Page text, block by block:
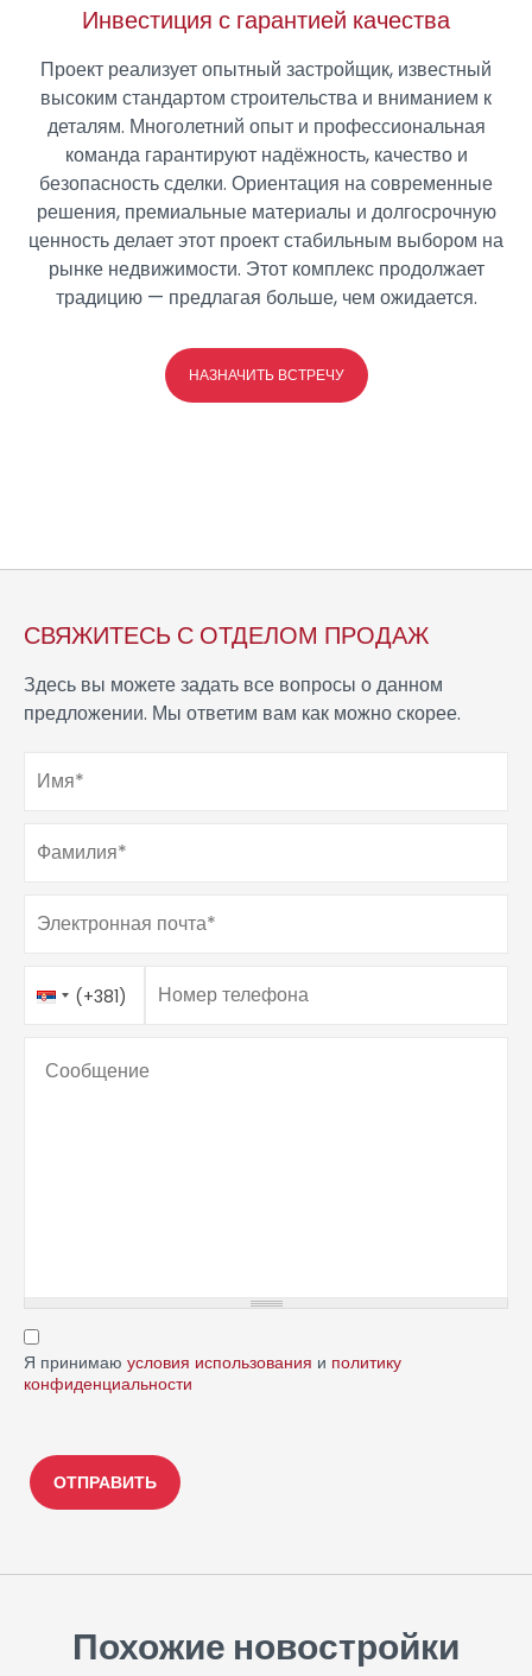
Инвестиция с гарантией качества
Проект реализует опытный застройщик, известный
высоким стандартом строительства и вниманием к
деталям. Многолетний опыт и профессиональная
команда гарантируют надёжность, качество и
безопасность сделки. Ориентация на современные
решения, премиальные материалы и долгосрочную
ценность делает этот проект стабильным выбором на
рынке недвижимости. Этот комплекс продолжает
традицию — предлагая больше, чем ожидается.
НАЗНАЧИТЬ ВСТРЕЧУ
СВЯЖИТЕСЬ С ОТДЕЛОМ ПРОДАЖ
Здесь вы можете задать все вопросы о данном
предложении. Мы ответим вам как можно скорее.
Имя*
Фамилия*
Электронная почта*
Номер телефона*
Country
Code
(+381) Номер телефона
Сообщение
Я принимаю условия использования и политику
конфиденциальности
Похожие новостройки